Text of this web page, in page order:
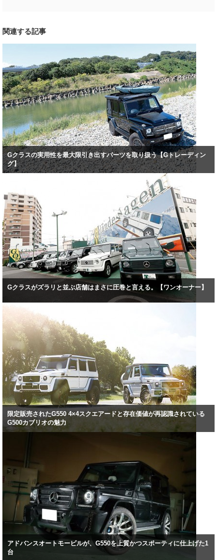
関連する記事
Gクラスの実用性を最大限引き出すパーツを取り扱う【Gトレーディン
グ】
Gクラスがズラリと並ぶ店舗はまさに圧巻と言える。【ワンオーナー】
限定販売されたG550 4×4スクエアードと存在価値が再認識されている
G500カブリオの魅力
アドバンスオートモービルが、G550を上質かつスポーティに仕上げた1
台